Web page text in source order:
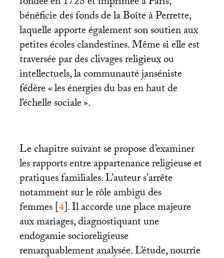
bénéficie des fonds de la Boîte à Perrette,
laquelle apporte également son soutien aux
petites écoles clandestines. Même si elle est
traversée par des clivages religieux ou
intellectuels, la communauté janséniste
fédère «les énergies du bas en haut de
l’échelle sociale».
Le chapitre suivant se propose d’examiner
les rapports entre appartenance religieuse et
pratiques familiales. L’auteur s’arrête
notamment sur le rôle ambigu des
femmes[4]. Il accorde une place majeure
aux mariages, diagnostiquant une
endogamie socioreligieuse
remarquablement analysée. L’étude, nourrie